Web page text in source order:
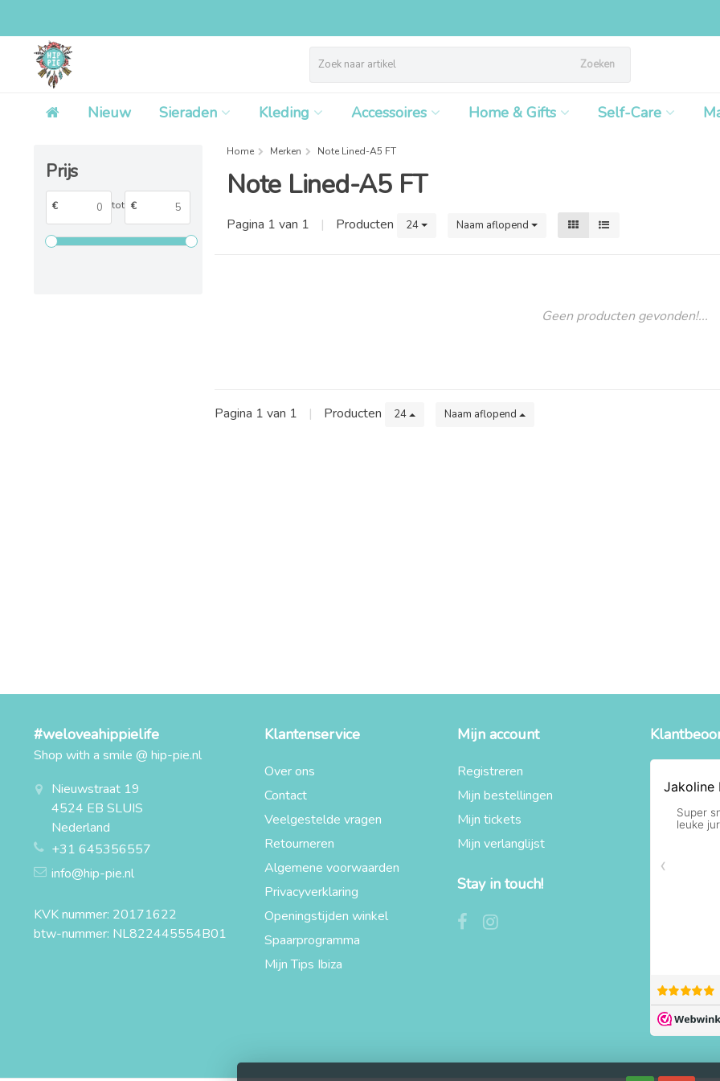
Zoeken
Nieuw Sieraden Kleding Accessoires Home & Gifts Self-Care
Prijs
€ tot €
Home Merken Note Lined-A5 FT
Note Lined-A5 FT
Pagina 1 van 1 | Producten 24 Naam aflopend
Geen producten gevonden!...
Pagina 1 van 1 | Producten 24 Naam aflopend
#weloveahippielife
Shop with a smile @ hip-pie.nl
Nieuwstraat 19
4524 EB SLUIS
Nederland
+31 645356557
info@hip-pie.nl
KVK nummer: 20171622
btw-nummer: NL822445554B01
Klantenservice
Over ons
Contact
Veelgestelde vragen
Retourneren
Algemene voorwaarden
Privacyverklaring
Openingstijden winkel
Spaarprogramma
Mijn Tips Ibiza
Mijn account
Registreren
Mijn bestellingen
Mijn tickets
Mijn verlanglijst
Stay in touch!